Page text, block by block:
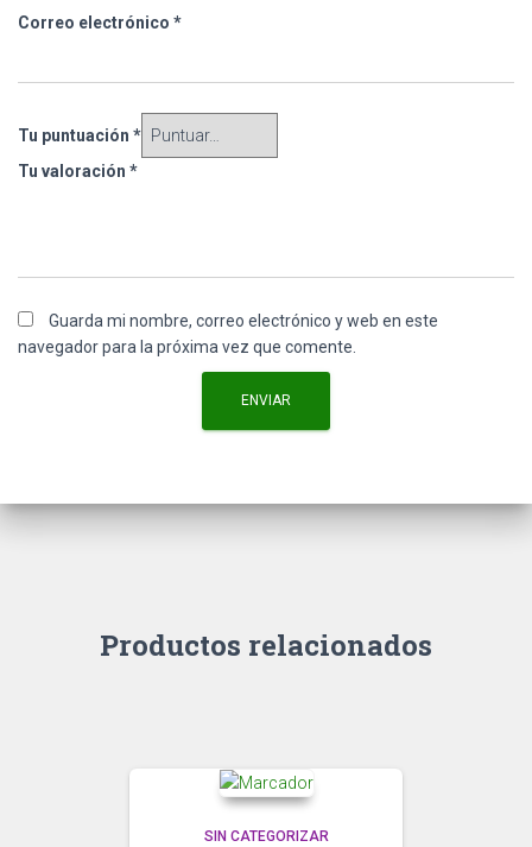
Correo electrónico *
Tu puntuación *
Tu valoración *
Guarda mi nombre, correo electrónico y web en este
navegador para la próxima vez que comente.
Productos relacionados
SIN CATEGORIZAR